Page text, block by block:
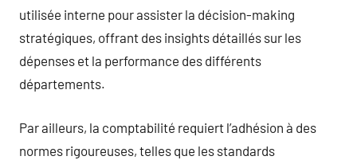
utilisée interne pour assister la décision-making
stratégiques, offrant des insights détaillés sur les
dépenses et la performance des différents
départements.
Par ailleurs, la comptabilité requiert l’adhésion à des
normes rigoureuses, telles que les standards